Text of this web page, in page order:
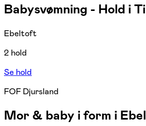
Babysvømning - Hold i
Ebeltoft
2 hold
Se hold
FOF Djursland
Mor & baby i form i